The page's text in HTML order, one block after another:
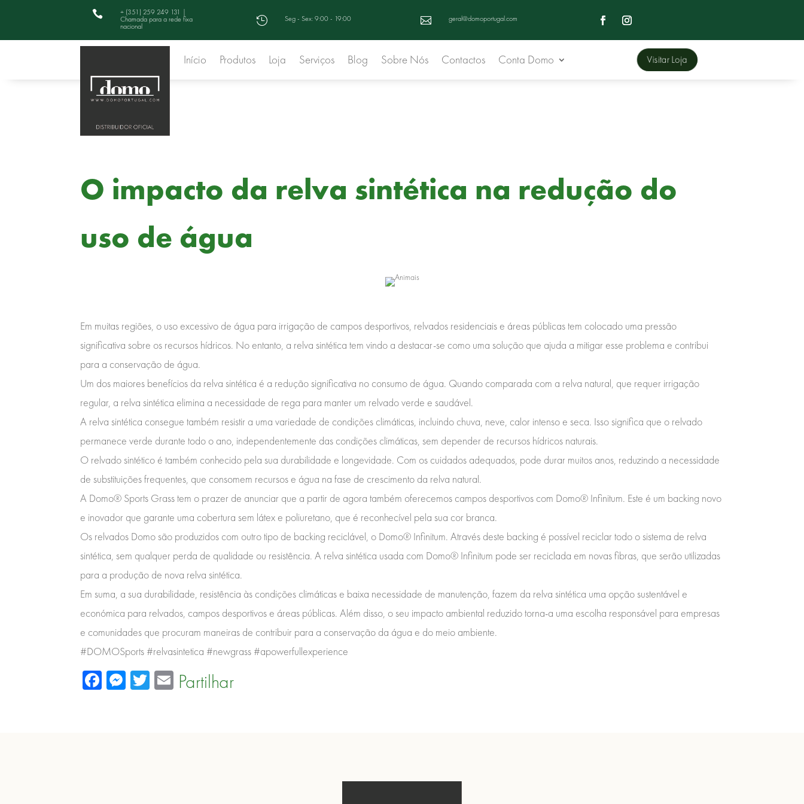
 + (351) 259 249 131 |
Chamada para a rede fixa
nacional
 Seg - Sex: 9:00 - 19:00  geral@domoportugal.com
Início Produtos Loja Serviços Blog Sobre Nós Contactos Conta Domo Visitar Loja
O impacto da relva sintética na redução do
uso de água
Em muitas regiões, o uso excessivo de água para irrigação de campos desportivos, relvados residenciais e áreas públicas tem colocado uma pressão
significativa sobre os recursos hídricos. No entanto, a relva sintética tem vindo a destacar-se como uma solução que ajuda a mitigar esse problema e contribui
para a conservação de água.
Um dos maiores benefícios da relva sintética é a redução significativa no consumo de água. Quando comparada com a relva natural, que requer irrigação
regular, a relva sintética elimina a necessidade de rega para manter um relvado verde e saudável.
A relva sintética consegue também resistir a uma variedade de condições climáticas, incluindo chuva, neve, calor intenso e seca. Isso significa que o relvado
permanece verde durante todo o ano, independentemente das condições climáticas, sem depender de recursos hídricos naturais.
O relvado sintético é também conhecido pela sua durabilidade e longevidade. Com os cuidados adequados, pode durar muitos anos, reduzindo a necessidade
de substituições frequentes, que consomem recursos e água na fase de crescimento da relva natural.
A Domo® Sports Grass tem o prazer de anunciar que a partir de agora também oferecemos campos desportivos com Domo® Infinitum. Este é um backing novo
e inovador que garante uma cobertura sem látex e poliuretano, que é reconhecível pela sua cor branca.
Os relvados Domo são produzidos com outro tipo de backing reciclável, o Domo® Infinitum. Através deste backing é possível reciclar todo o sistema de relva
sintética, sem qualquer perda de qualidade ou resistência. A relva sintética usada com Domo® Infinitum pode ser reciclada em novas fibras, que serão utilizadas
para a produção de nova relva sintética.
Em suma, a sua durabilidade, resistência às condições climáticas e baixa necessidade de manutenção, fazem da relva sintética uma opção sustentável e
económica para relvados, campos desportivos e áreas públicas. Além disso, o seu impacto ambiental reduzido torna-a uma escolha responsável para empresas
e comunidades que procuram maneiras de contribuir para a conservação da água e do meio ambiente.
#DOMOSports #relvasintetica #newgrass #apowerfullexperience
Facebook
Messenger
TwitterEmail
Partilhar